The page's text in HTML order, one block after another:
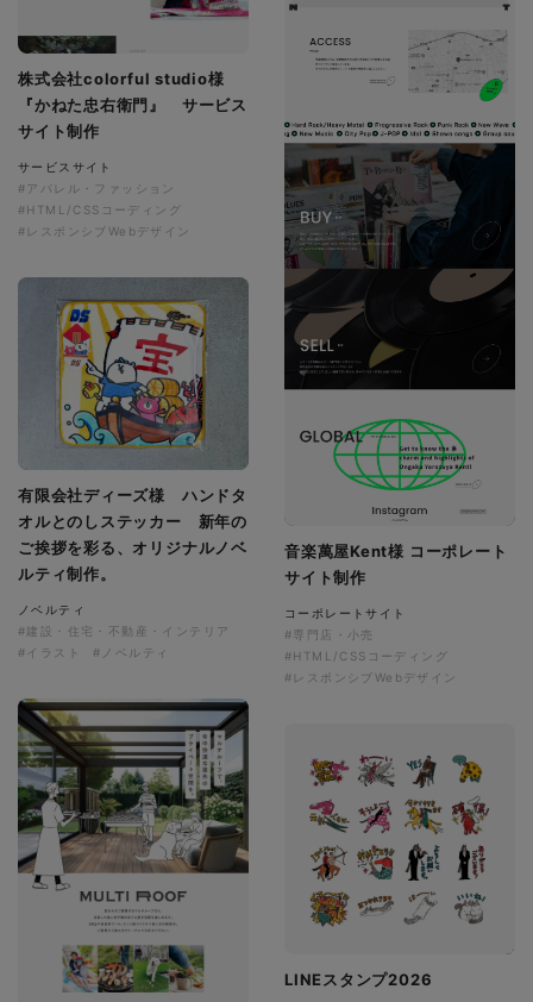
株式会社colorful studio様
『かねた忠右衛門』 サービス
サイト制作
サービスサイト
#アパレル・ファッション
#HTML/CSSコーディング
#レスポンシブWebデザイン
音楽萬屋Kent様 コーポレート
サイト制作
コーポレートサイト
#専門店・小売
#HTML/CSSコーディング
#レスポンシブWebデザイン
有限会社ディーズ様 ハンドタ
オルとのしステッカー 新年の
ご挨拶を彩る、オリジナルノベ
ルティ制作。
ノベルティ
#建設・住宅・不動産・インテリア
#イラスト
#ノベルティ
LINEスタンプ2026